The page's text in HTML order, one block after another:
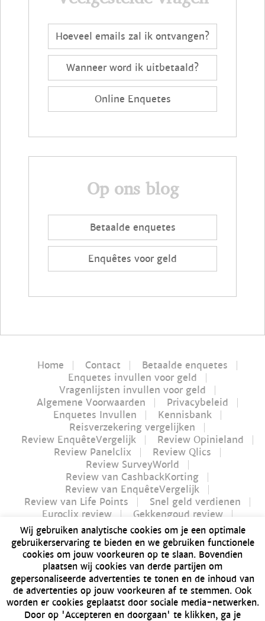
Hoeveel emails zal ik ontvangen?
Wanneer word ik uitbetaald?
Online Enquetes
Op ons blog
Betaalde enquetes
Enquêtes voor geld
Home Contact
Betaalde enquetes
Enquetes invullen voor geld
Vragenlijsten invullen voor geld
Algemene Voorwaarden
Privacybeleid
Enquetes Invullen
Kennisbank
Reisverzekering vergelijken
Review EnquêteVergelijk
Review Opinieland
Review Panelclix
Review Qlics
Review SurveyWorld
Review van CashbackKorting
Review van EnquêteVergelijk
Review van Life Points
Snel geld verdienen
Euroclix review
Gekkengoud review
iPay review
Myflavours review
Nucash review
Futurenet review | Is Futurenet betrouwbaar?
Geld verdienen in 1 uur
Dé Bitvavo review van 2021 | Alles over Bitvavo
Bonusway review | Is Bonusway betrouwbaar?
GFK Panel review | Is GFK Panel betrouwbaar?
Dé manier om geld te verdienen: producten
Wij gebruiken analytische cookies om je een optimale
gebruikerservaring te bieden en we gebruiken functionele
cookies om jouw voorkeuren op te slaan. Bovendien
plaatsen wij cookies van derde partijen om
gepersonaliseerde advertenties te tonen en de inhoud van
de advertenties op jouw voorkeuren af te stemmen. Ook
worden er cookies geplaatst door sociale media-netwerken.
Door op 'Accepteren en doorgaan' te klikken, ga je